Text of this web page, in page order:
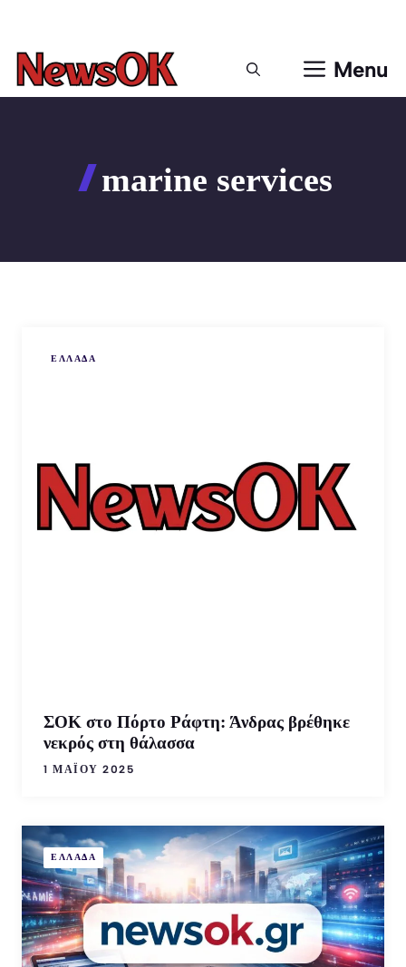
περιεχόμενο
Menu
marine services
ΕΛΛΑΔΑ
ΣΟΚ στο Πόρτο Ράφτη: Άνδρας βρέθηκε
νεκρός στη θάλασσα
1 ΜΑΪ́ΟΥ 2025
ΕΛΛΑΔΑ